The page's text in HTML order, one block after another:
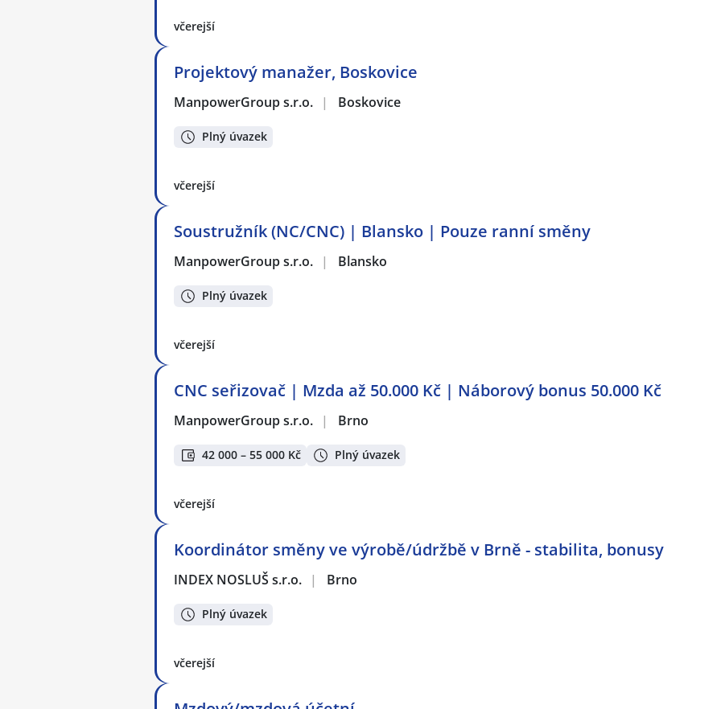
včerejší
Projektový manažer, Boskovice
ManpowerGroup s.r.o. | Boskovice
Plný úvazek
včerejší
Soustružník (NC/CNC) | Blansko | Pouze ranní směny
ManpowerGroup s.r.o. | Blansko
Plný úvazek
včerejší
CNC seřizovač | Mzda až 50.000 Kč | Náborový bonus 50.000 Kč
ManpowerGroup s.r.o. | Brno
42 000 – 55 000 Kč Plný úvazek
včerejší
Koordinátor směny ve výrobě/údržbě v Brně - stabilita, bonusy
INDEX NOSLUŠ s.r.o. | Brno
Plný úvazek
včerejší